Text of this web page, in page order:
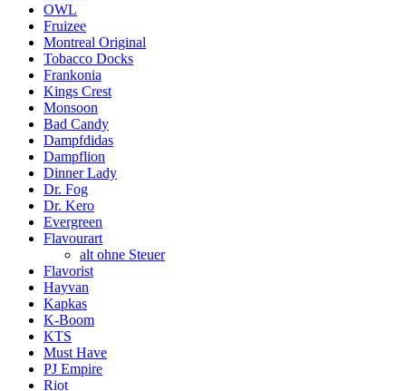
OWL
Fruizee
Montreal Original
Tobacco Docks
Frankonia
Kings Crest
Monsoon
Bad Candy
Dampfdidas
Dampflion
Dinner Lady
Dr. Fog
Dr. Kero
Evergreen
Flavourart
alt ohne Steuer
Flavorist
Hayvan
Kapkas
K-Boom
KTS
Must Have
PJ Empire
Riot